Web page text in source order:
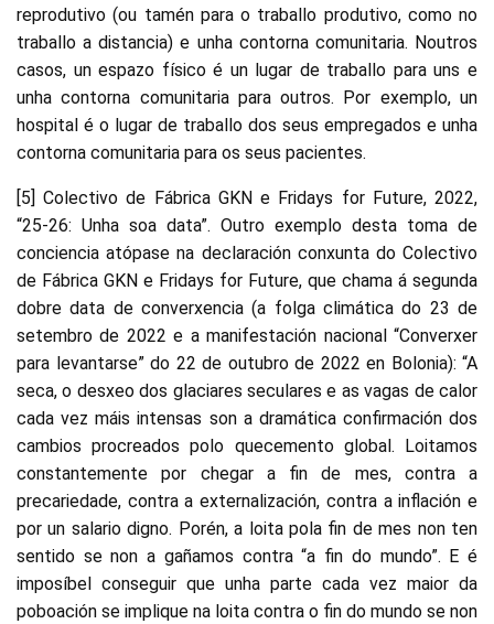
reprodutivo (ou tamén para o traballo produtivo, como no
traballo a distancia) e unha contorna comunitaria. Noutros
casos, un espazo físico é un lugar de traballo para uns e
unha contorna comunitaria para outros. Por exemplo, un
hospital é o lugar de traballo dos seus empregados e unha
contorna comunitaria para os seus pacientes.
[5] Colectivo de Fábrica GKN e Fridays for Future, 2022,
“25-26: Unha soa data”. Outro exemplo desta toma de
conciencia atópase na declaración conxunta do Colectivo
de Fábrica GKN e Fridays for Future, que chama á segunda
dobre data de converxencia (a folga climática do 23 de
setembro de 2022 e a manifestación nacional “Converxer
para levantarse” do 22 de outubro de 2022 en Bolonia): “A
seca, o desxeo dos glaciares seculares e as vagas de calor
cada vez máis intensas son a dramática confirmación dos
cambios procreados polo quecemento global. Loitamos
constantemente por chegar a fin de mes, contra a
precariedade, contra a externalización, contra a inflación e
por un salario digno. Porén, a loita pola fin de mes non ten
sentido se non a gañamos contra “a fin do mundo”. E é
imposíbel conseguir que unha parte cada vez maior da
poboación se implique na loita contra o fin do mundo se non